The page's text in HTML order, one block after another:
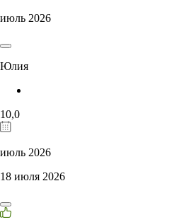
июль 2026
Юлия
10,0
июль 2026
18 июля 2026